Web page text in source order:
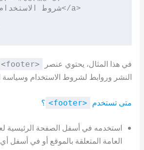
في هذا المثال، يحتوي عنصر <footer>
النشر وروابط لشروط الاستخدام
متى تستخدم <footer> ؟
استخدمه في أسفل الصفحة الرئيسية
العامة المتعلقة بالموقع أو في أسفل